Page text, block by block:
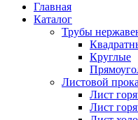
Главная
Каталог
Трубы
Круглые
Листовой
Лист
Лист